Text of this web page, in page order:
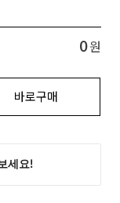
0 원
바로구매